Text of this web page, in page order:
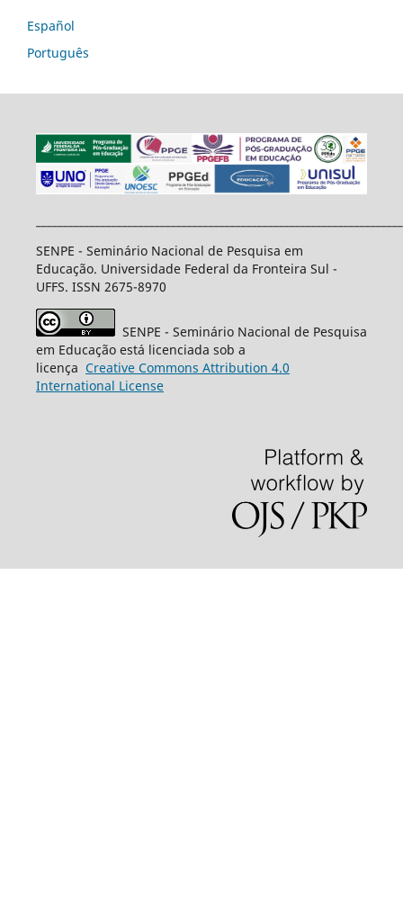
Español
Português
SENPE - Seminário Nacional de Pesquisa em
Educação. Universidade Federal da Fronteira Sul -
UFFS. ISSN 2675-8970
SENPE - Seminário Nacional de Pesquisa
em Educação está licenciada sob a
licença Creative Commons Attribution 4.0
International License